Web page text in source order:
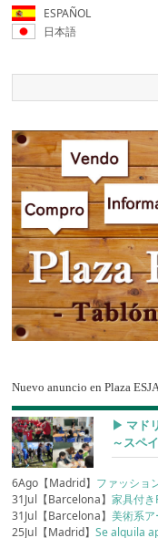
ESPAÑOL
日本語
Nuevo anuncio en Plaza
▶︎ マド
～スペ
6Ago【Madrid】 ファッショ
31Jul【Barcelona】家具付
31Jul【Barcelona】美術系
25Jul【Madrid】Se alquila